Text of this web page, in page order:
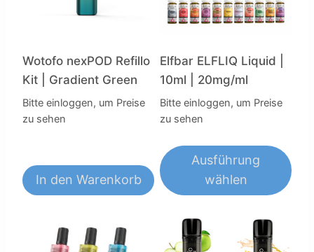
Wotofo nexPOD Refillo
Kit | Gradient Green
Bitte einloggen, um Preise
zu sehen
In den Warenkorb
Elfbar ELFLIQ Liquid |
10ml | 20mg/ml
Bitte einloggen, um Preise
zu sehen
Ausführung
wählen
Produkt
weist